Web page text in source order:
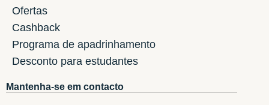
Ofertas
Cashback
Programa de apadrinhamento
Desconto para estudantes
Mantenha-se em contacto